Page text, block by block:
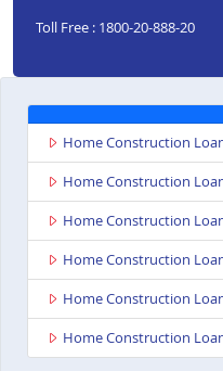
Toll Free : 1800-20-888-20
Home Construction
Home Construction
Home Construction
Home Construction
Home Construction
Home Construction